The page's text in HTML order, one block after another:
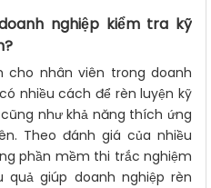
nghiệp kiểm tra kỹ
cho nhân viên trong doanh
nhiều cách để rèn luyện kỹ
như khả năng thích ứng
Theo đánh giá của nhiều
phần mềm thi trắc nghiệm
giúp doanh nghiệp rèn